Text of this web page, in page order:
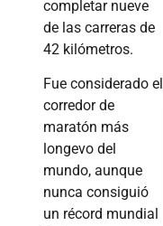
completar nueve
de las carreras de
42 kilómetros.
Fue considerado el
corredor de
maratón más
longevo del
mundo, aunque
nunca consiguió
un récord mundial